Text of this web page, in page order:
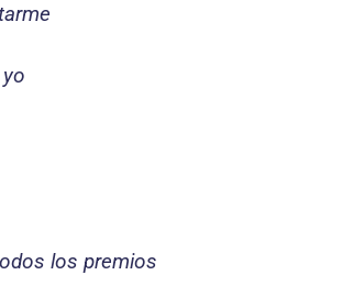
los premios